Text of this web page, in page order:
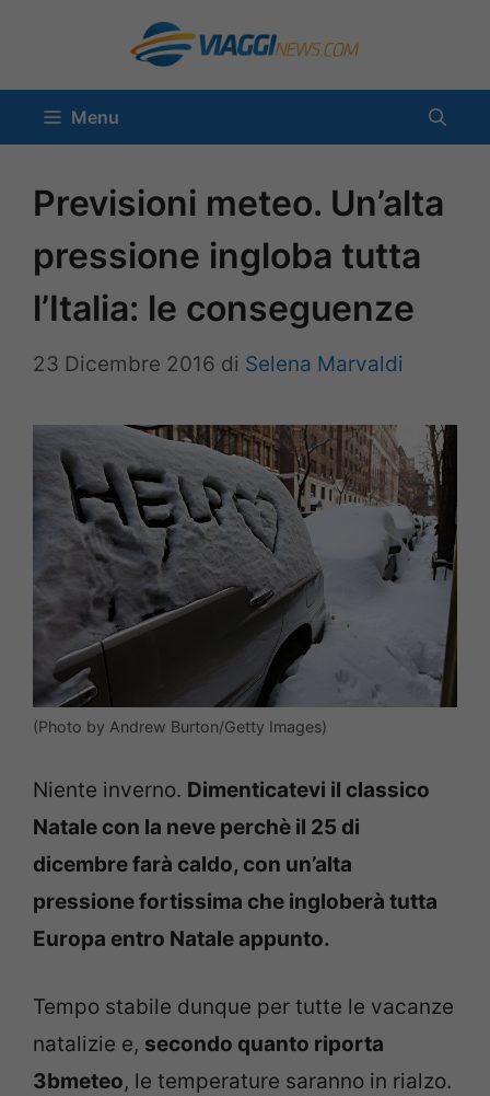
contenuto
Menu
Previsioni meteo. Un’alta
pressione ingloba tutta
l’Italia: le conseguenze
23 Dicembre 2016 di Selena Marvaldi
(Photo by Andrew Burton/Getty Images)
Niente inverno. Dimenticatevi il classico
Natale con la neve perchè il 25 di
dicembre farà caldo, con un’alta
pressione fortissima che ingloberà tutta
Europa entro Natale appunto.
Tempo stabile dunque per tutte le vacanze
natalizie e, secondo quanto riporta
3bmeteo, le temperature saranno in rialzo.